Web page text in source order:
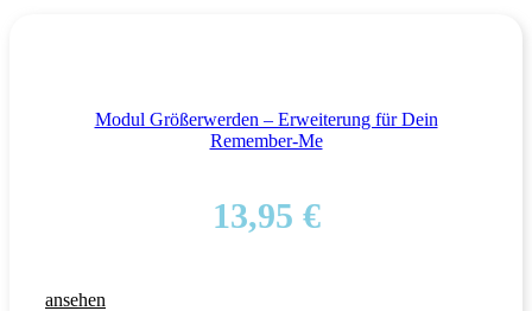
Modul Größerwerden – Erweiterung für Dein
Remember-Me
13,95 €
ansehen